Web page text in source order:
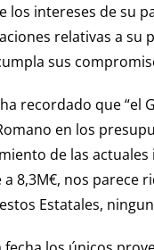
los intereses de su
relativas a su
sus
recordado que “el
en los
de las
a 8,3M€, nos parece
Estatales,